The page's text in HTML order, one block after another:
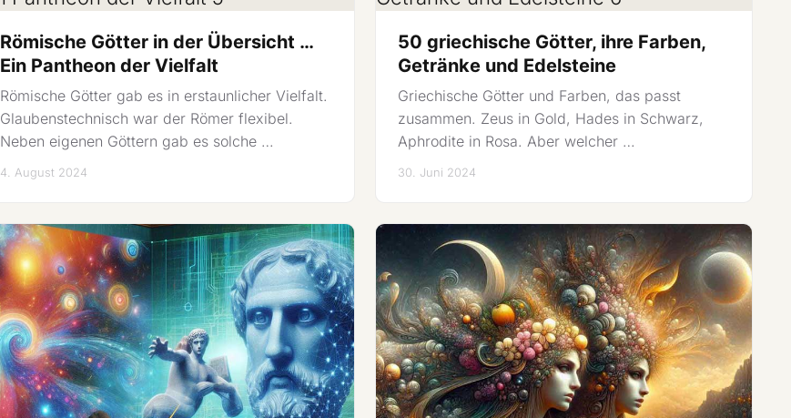
Römische Götter in der Übersicht …
Ein Pantheon der Vielfalt
Römische Götter gab es in erstaunlicher Vielfalt.
Glaubenstechnisch war der Römer flexibel.
Neben eigenen Göttern gab es solche …
4. August 2024
50 griechische Götter, ihre Farben,
Getränke und Edelsteine
Griechische Götter und Farben, das passt
zusammen. Zeus in Gold, Hades in Schwarz,
Aphrodite in Rosa. Aber welcher …
30. Juni 2024